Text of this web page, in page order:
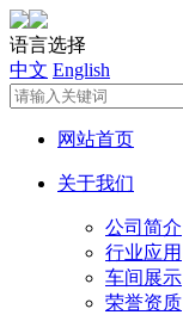
语言选择
中文 English
网站首页
关于我们
公司简介
行业应用
车间展示
荣誉资质